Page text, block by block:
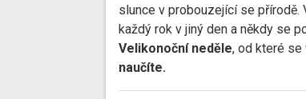
slunce v probouzející se
každý rok v jiný den a někdy se
Velikonoční neděle, od které
naučíte.